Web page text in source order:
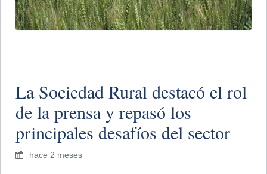
La Sociedad Rural destacó el rol
de la prensa y repasó los
principales desafíos del sector
hace 2 meses